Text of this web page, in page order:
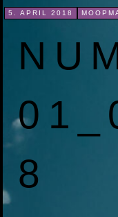
INHALT
SPRINGEN
5. APRIL 2018
8